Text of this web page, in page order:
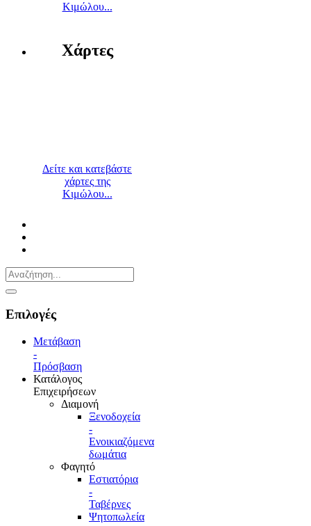
Κιμώλου...
Χάρτες
Δείτε και κατεβάστε
χάρτες της
Κιμώλου...
Επιλογές
Μετάβαση
-
Πρόσβαση
Κατάλογος
Επιχειρήσεων
Διαμονή
Ξενοδοχεία
-
Ενοικιαζόμενα
δωμάτια
Φαγητό
Εστιατόρια
-
Ταβέρνες
Ψητοπωλεία